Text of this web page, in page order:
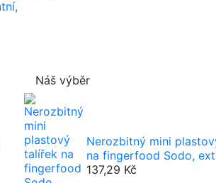
Náš výběr
Nerozbitný mini
na fingerfood Sodo,
137,29 Kč